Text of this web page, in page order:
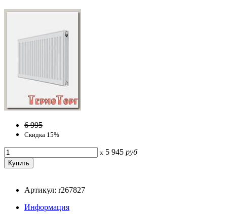
6 995
Скидка 15%
x 5 945 руб
Артикул: r267827
Информация